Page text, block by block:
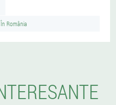
România